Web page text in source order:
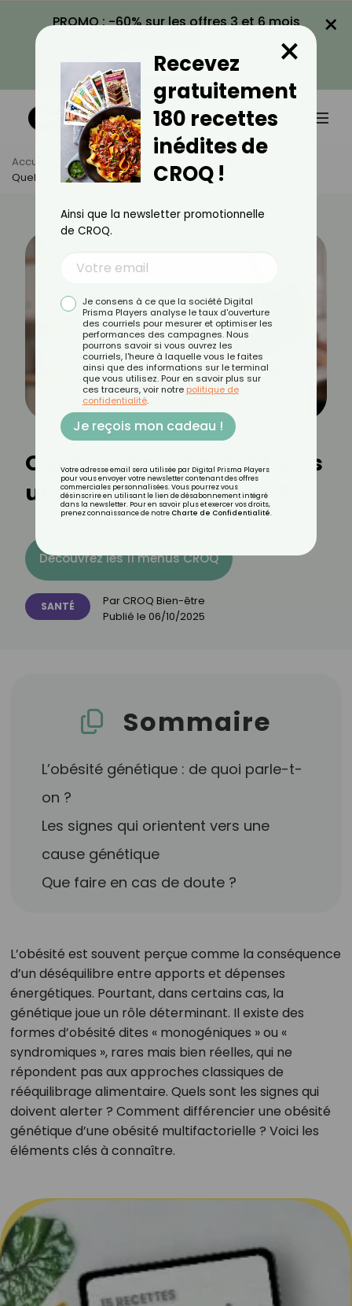
PROMO : -60% sur les offres 3 et 6 mois
VOIR LA PROMO
×
Accueil Actus
Santé
Quels Signes Orientent Vers Une Obésité Génétique ?
Quels signes orientent vers
une obésité génétique ?
Découvrez les 11 menus CROQ
SANTÉ Par CROQ Bien-être
Publié le 06/10/2025
Sommaire
L’obésité génétique : de quoi parle-t-
on ?
Les signes qui orientent vers une
cause génétique
Que faire en cas de doute ?
L’obésité est souvent perçue comme la conséquence
d’un déséquilibre entre apports et dépenses
énergétiques. Pourtant, dans certains cas, la
génétique joue un rôle déterminant. Il existe des
formes d’obésité dites « monogéniques » ou «
syndromiques », rares mais bien réelles, qui ne
répondent pas aux approches classiques de
rééquilibrage alimentaire. Quels sont les signes qui
doivent alerter ? Comment différencier une obésité
génétique d’une obésité multifactorielle ? Voici les
éléments clés à connaître.
Recevez
gratuitement
180 recettes
inédites de
CROQ !
×
Ainsi que la newsletter promotionnelle
de CROQ.
Je consens à ce que la société Digital
Prisma Players analyse le taux d'ouverture
des courriels pour mesurer et optimiser les
performances des campagnes. Nous
pourrons savoir si vous ouvrez les
courriels, l'heure à laquelle vous le faites
ainsi que des informations sur le terminal
que vous utilisez. Pour en savoir plus sur
ces traceurs, voir notre politique de
confidentialité.
Je reçois mon cadeau !
Votre adresse email sera utilisée par Digital Prisma Players
pour vous envoyer votre newsletter contenant des offres
commerciales personnalisées. Vous pourrez vous
désinscrire en utilisant le lien de désabonnement intégré
dans la newsletter. Pour en savoir plus et exercer vos droits,
prenez connaissance de notre Charte de Confidentialité.